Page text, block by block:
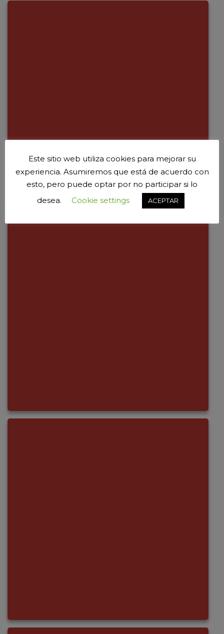
Este sitio web utiliza cookies para mejorar su
experiencia. Asumiremos que está de acuerdo con
esto, pero puede optar por no participar si lo
desea.
Cookie settings ACEPTAR